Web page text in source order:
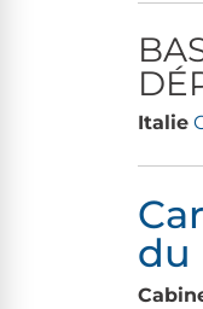
Italie
du